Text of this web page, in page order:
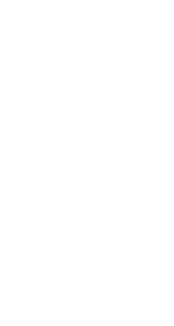
Skärgård